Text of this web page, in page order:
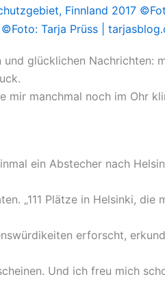
glücklichen Nachrichten:
mir manchmal noch im Ohr
ein Abstecher nach
„111 Plätze in Helsinki, die
erforscht,
Und ich freu mich